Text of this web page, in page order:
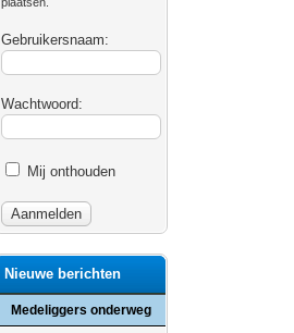
Gebruikersnaam:
Wachtwoord:
Mij onthouden
Nieuwe berichten
Medeliggers onderweg